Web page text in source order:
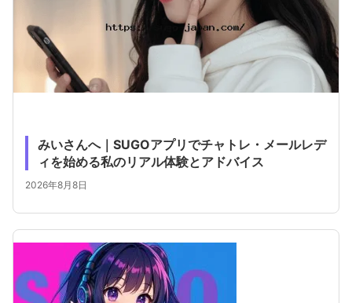
みいさんへ｜SUGOアプリでチャトレ・メールレデ
ィを始める私のリアル体験とアドバイス
2026年8月8日